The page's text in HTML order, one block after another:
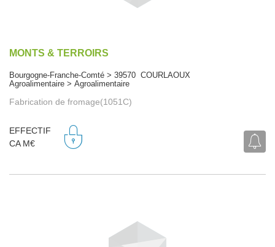
MONTS & TERROIRS
Bourgogne-Franche-Comté > 39570 COURLAOUX
Agroalimentaire > Agroalimentaire
Fabrication de fromage(1051C)
EFFECTIF
CA M€